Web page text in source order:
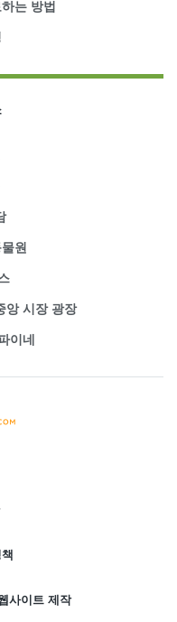
는 방법
원
앙 시장 광장
이네
사이트 제작